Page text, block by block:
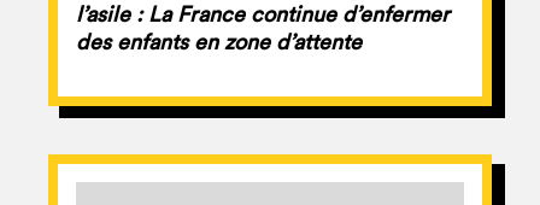
l’asile : La France continue d’enfermer
des enfants en zone d’attente